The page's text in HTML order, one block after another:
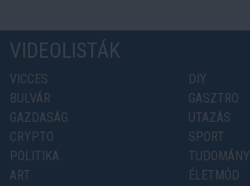
VIDEOLISTÁK
VICCES
BULVÁR
GAZDASÁG
CRYPTO
POLITIKA
ART
DIY
GASZTRO
UTAZÁS
SPORT
TUDOMÁNY
ÉLETMÓD